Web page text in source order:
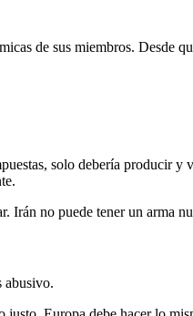
de sus miembros. Desde
solo debería producir
Irán no puede tener un arma
abusivo.